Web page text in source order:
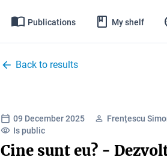
Publications My shelf
Back to results
09 December 2025 Frențescu
Is public
Cine sunt eu? -